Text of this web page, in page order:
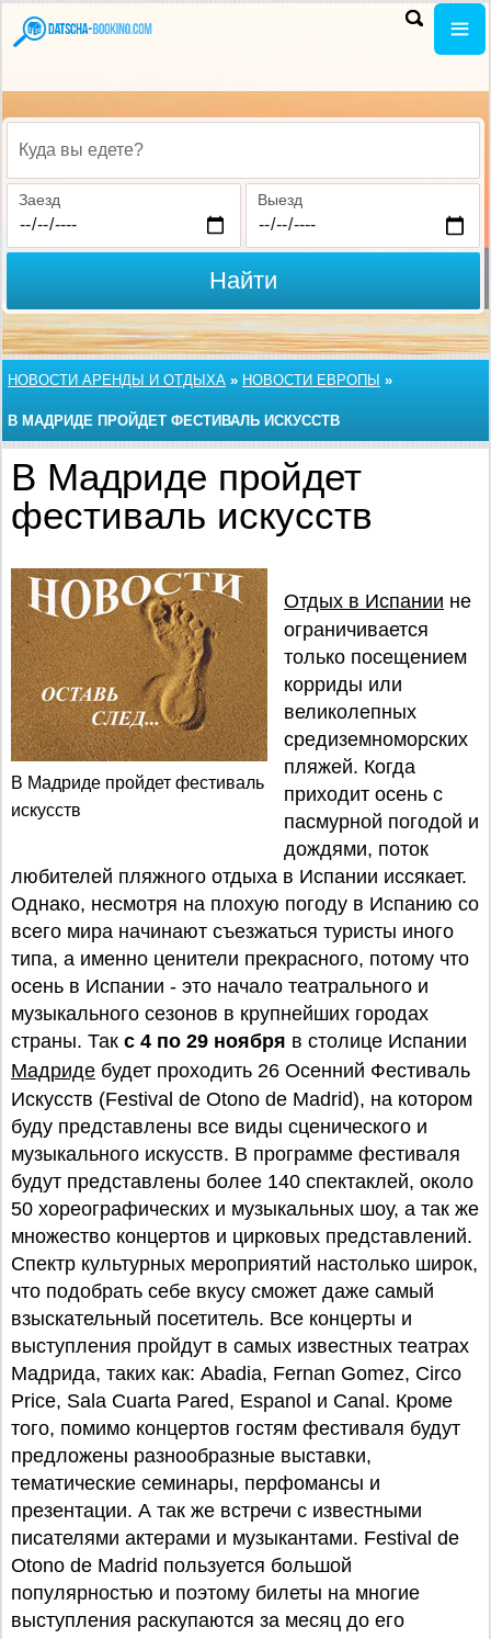
Куда вы едете?
Заезд Выезд
Найти
НОВОСТИ АРЕНДЫ И ОТДЫХА » НОВОСТИ ЕВРОПЫ »
В МАДРИДЕ ПРОЙДЕТ ФЕСТИВАЛЬ ИСКУССТВ
В Мадриде пройдет
фестиваль искусств
В Мадриде пройдет фестиваль
искусств
Отдых в Испании не
ограничивается
только посещением
корриды или
великолепных
средиземноморских
пляжей. Когда
приходит осень с
пасмурной погодой и
дождями, поток
любителей пляжного отдыха в Испании иссякает.
Однако, несмотря на плохую погоду в Испанию со
всего мира начинают съезжаться туристы иного
типа, а именно ценители прекрасного, потому что
осень в Испании - это начало театрального и
музыкального сезонов в крупнейших городах
страны. Так с 4 по 29 ноября в столице Испании
Мадриде будет проходить 26 Осенний Фестиваль
Искусств (Festival de Otono de Madrid), на котором
буду представлены все виды сценического и
музыкального искусств. В программе фестиваля
будут представлены более 140 спектаклей, около
50 хореографических и музыкальных шоу, а так же
множество концертов и цирковых представлений.
Спектр культурных мероприятий настолько широк,
что подобрать себе вкусу сможет даже самый
взыскательный посетитель. Все концерты и
выступления пройдут в самых известных театрах
Мадрида, таких как: Abadia, Fernan Gomez, Circo
Price, Sala Cuarta Pared, Espanol и Canal. Кроме
того, помимо концертов гостям фестиваля будут
предложены разнообразные выставки,
тематические семинары, перфомансы и
презентации. А так же встречи с известными
писателями актерами и музыкантами. Festival de
Otono de Madrid пользуется большой
популярностью и поэтому билеты на многие
выступления раскупаются за месяц до его